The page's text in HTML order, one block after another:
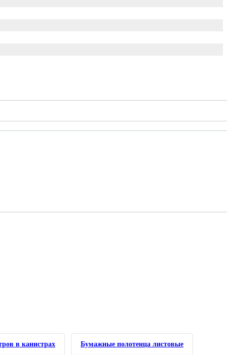
в канистрах Бумажные полотенца листовые